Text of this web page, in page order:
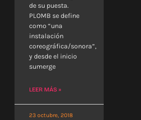
de su puesta.
PLOMB se define
como “una
instalación
coreográfica/sonora”,
y desde el inicio
sumerge
LEER MÁS »
23 octubre, 2018